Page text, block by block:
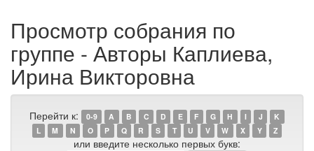
Просмотр собрания по
группе - Авторы Каплиева,
Ирина Викторовна
Перейти к: 0-9 A B C D E F G H I J
K
L
M N O P Q R S T U V W X Y Z
или введите несколько первых букв: